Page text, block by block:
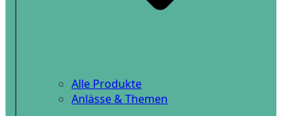
Alle Produkte
Anlässe & Themen